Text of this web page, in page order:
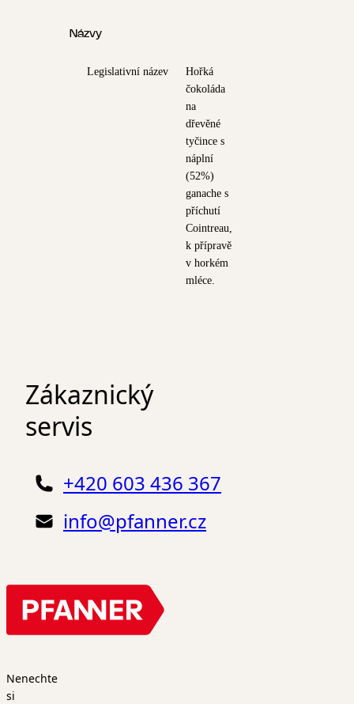
Názvy
Legislativní název
Hořká
čokoláda
na
dřevěné
tyčince s
náplní
(52%)
ganache s
příchutí
Cointreau,
k přípravě
v horkém
mléce.
Nenechte
si
Zákaznický
servis
+420 603 436 367
info@pfanner.cz